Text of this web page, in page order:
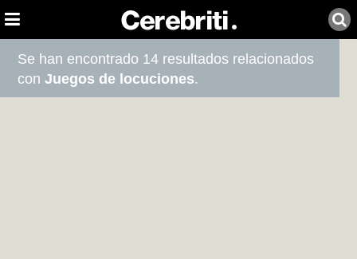
Se han encontrado 14 resultados relacionados
conJuegos de locuciones.